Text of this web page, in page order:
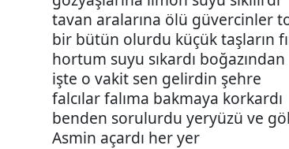
tavan aralarına ölü güvercinler
bir bütün olurdu küçük taşların
hortum suyu sıkardı boğazından
işte o vakit sen gelirdin şehre
falcılar falıma bakmaya korkardı
benden sorulurdu yeryüzü ve
Asmin açardı her yer